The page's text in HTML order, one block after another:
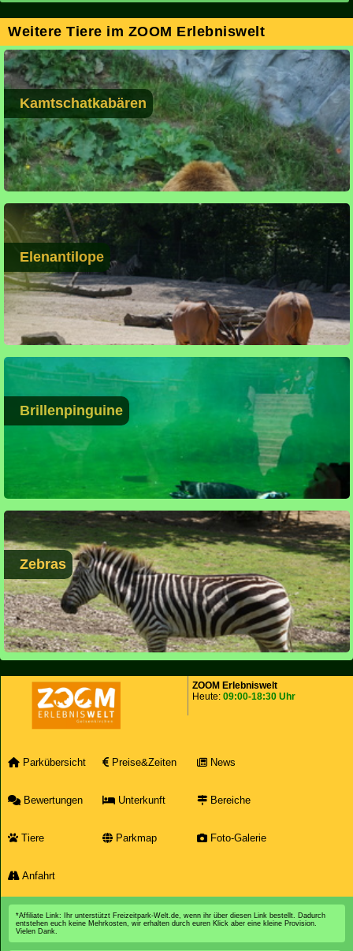
Weitere Tiere im ZOOM Erlebniswelt
Kamtschatkabären
Elenantilope
Brillenpinguine
Zebras
ZOOM Erlebniswelt
Heute: 09:00-18:30 Uhr
Parkübersicht Preise&Zeiten News
Bewertungen Unterkunft Bereiche
Tiere Parkmap Foto-Galerie
Anfahrt
*Affiliate Link: Ihr unterstützt Freizeitpark-Welt.de, wenn ihr über diesen Link bestellt. Dadurch
entstehen euch keine Mehrkosten, wir erhalten durch euren Klick aber eine kleine Provision.
Vielen Dank.